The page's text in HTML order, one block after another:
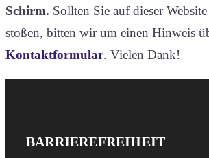
Schirm. Sollten Sie auf dieser
stoßen, bitten wir um einen Hinweis
Kontaktformular. Vielen Dank!
Website-
BARRIEREFREIHEIT